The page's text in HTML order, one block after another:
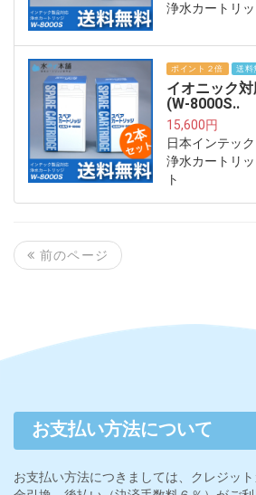
浄水カートリ
ポイント２倍 送料
イオニック
(W-8000S..
15,600円
日本インテッ
浄水カートリ
ト
前のページ
お支払い方法について
お支払い方法につきましては、クレジッ